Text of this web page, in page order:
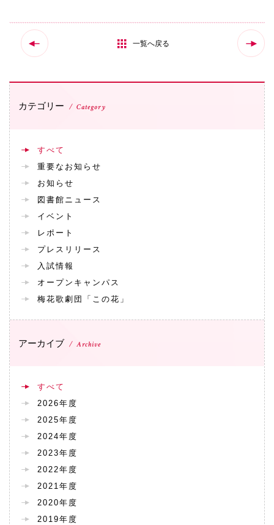
産学連携
交通アクセス
代表
072-643-6221
072-643-6566
一覧へ戻る
カテゴリー Category
すべて
重要なお知らせ
お知らせ
図書館ニュース
イベント
レポート
プレスリリース
入試情報
オープンキャンパス
梅花歌劇団「この花」
アーカイブ Archive
すべて
2026年度
2025年度
2024年度
2023年度
2022年度
2021年度
2020年度
2019年度